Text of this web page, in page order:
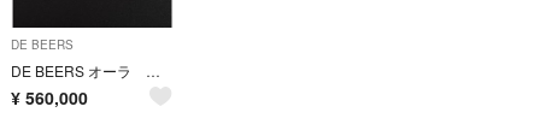
DE BEERS
DE BEERS オーラ ハートシェイプダイヤモンドペンダント
¥ 560,000